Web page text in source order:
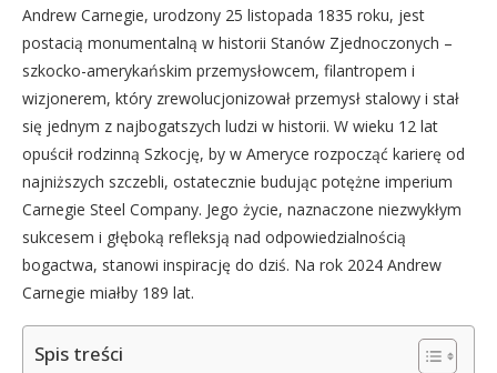
Andrew Carnegie, urodzony 25 listopada 1835 roku, jest
postacią monumentalną w historii Stanów Zjednoczonych –
szkocko-amerykańskim przemysłowcem, filantropem i
wizjonerem, który zrewolucjonizował przemysł stalowy i stał
się jednym z najbogatszych ludzi w historii. W wieku 12 lat
opuścił rodzinną Szkocję, by w Ameryce rozpocząć karierę od
najniższych szczebli, ostatecznie budując potężne imperium
Carnegie Steel Company. Jego życie, naznaczone niezwykłym
sukcesem i głęboką refleksją nad odpowiedzialnością
bogactwa, stanowi inspirację do dziś. Na rok 2024 Andrew
Carnegie miałby 189 lat.
Spis treści